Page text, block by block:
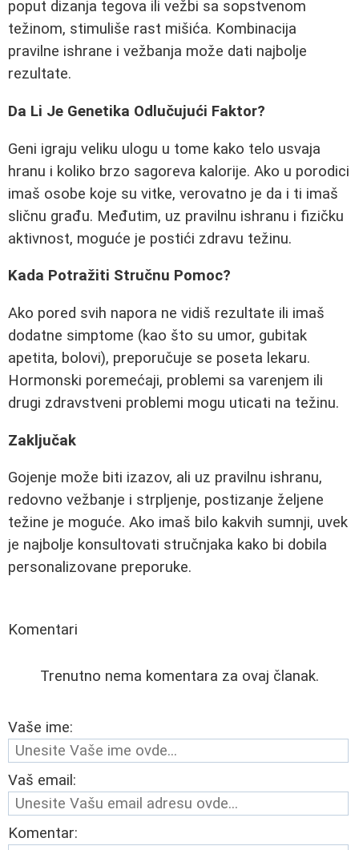
poput dizanja tegova ili vežbi sa sopstvenom
težinom, stimuliše rast mišića. Kombinacija
pravilne ishrane i vežbanja može dati najbolje
rezultate.
Da Li Je Genetika Odlučujući Faktor?
Geni igraju veliku ulogu u tome kako telo usvaja
hranu i koliko brzo sagoreva kalorije. Ako u porodici
imaš osobe koje su vitke, verovatno je da i ti imaš
sličnu građu. Međutim, uz pravilnu ishranu i fizičku
aktivnost, moguće je postići zdravu težinu.
Kada Potražiti Stručnu Pomoc?
Ako pored svih napora ne vidiš rezultate ili imaš
dodatne simptome (kao što su umor, gubitak
apetita, bolovi), preporučuje se poseta lekaru.
Hormonski poremećaji, problemi sa varenjem ili
drugi zdravstveni problemi mogu uticati na težinu.
Zaključak
Gojenje može biti izazov, ali uz pravilnu ishranu,
redovno vežbanje i strpljenje, postizanje željene
težine je moguće. Ako imaš bilo kakvih sumnji, uvek
je najbolje konsultovati stručnjaka kako bi dobila
personalizovane preporuke.
Komentari
Trenutno nema komentara za ovaj članak.
Vaše ime:
Vaš email:
Komentar: